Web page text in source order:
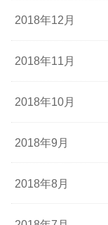
2018年12月
2018年11月
2018年10月
2018年9月
2018年8月